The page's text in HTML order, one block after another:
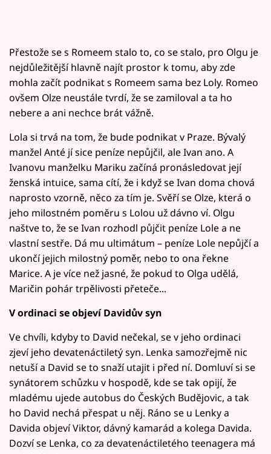
Přestože se s Romeem stalo to, co se stalo, pro Olgu je
nejdůležitější hlavně najít prostor k tomu, aby zde
mohla začít podnikat s Romeem sama bez Loly. Romeo
ovšem Olze neustále tvrdí, že se zamiloval a ta ho
nebere a ani nechce brát vážně.
Lola si trvá na tom, že bude podnikat v Praze. Bývalý
manžel Anté jí sice peníze nepůjčil, ale Ivan ano. A
Ivanovu manželku Mariku začíná pronásledovat její
ženská intuice, sama cítí, že i když se Ivan doma chová
naprosto vzorně, něco za tím je. Svěří se Olze, která o
jeho milostném poměru s Lolou už dávno ví. Olgu
naštve to, že se Ivan rozhodl půjčit peníze Lole a ne
vlastní sestře. Dá mu ultimátum – peníze Lole nepůjčí a
ukončí jejich milostný poměr, nebo to ona řekne
Marice. A je více než jasné, že pokud to Olga udělá,
Maričin pohár trpělivosti přeteče...
V ordinaci se objeví Davidův syn
Ve chvíli, kdyby to David nečekal, se v jeho ordinaci
zjeví jeho devatenáctiletý syn. Lenka samozřejmě nic
netuší a David se to snaží utajit i před ní. Domluví si se
synátorem schůzku v hospodě, kde se tak opijí, že
mladému ujede autobus do Českých Budějovic, a tak
ho David nechá přespat u něj. Ráno se u Lenky a
Davida objeví Viktor, dávný kamarád a kolega Davida.
Dozví se Lenka, co za devatenáctiletého teenagera má